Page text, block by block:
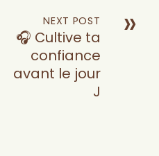
»
NEXT POST
🎧 Cultive ta
confiance
avant le jour
J